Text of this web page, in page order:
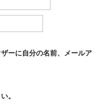
ーに自分の名前、メールア
。